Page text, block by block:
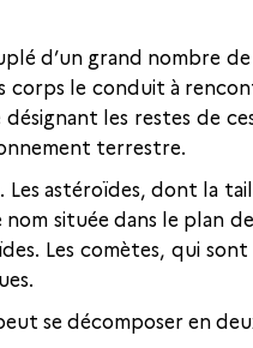
d’un grand nombre
corps le conduit à
les restes de
terrestre.
astéroïdes, dont la
située dans le plan
Les comètes, qui
se décomposer en